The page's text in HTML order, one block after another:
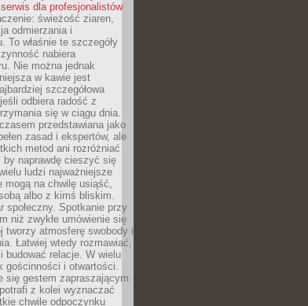
serwis dla profesjonalistów
świeżość ziaren,
odmierzania i
To właśnie te szczegóły
nabiera
Nie można jednak
w kawie jest
szczegółowa
odbiera radość z
się w ciągu dnia.
przedstawiana jako
zasad i ekspertów, ale
metod ani rozróżniać
naprawdę cieszyć się
ludzi najważniejsze
mogą na chwilę usiąść,
albo z kimś bliskim.
społeczny. Spotkanie przy
niż zwykłe umówienie się
tworzy atmosferę swobody i
Łatwiej wtedy rozmawiać,
budować relacje. W wielu
gościnności i otwartości.
się gestem zapraszającym
z kolei wyznaczać
chwile odpoczynku